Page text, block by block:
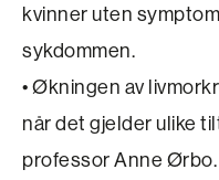
kvinner uten
sykdommen.
• Økningen av
når det gjelder ulike
professor Anne Ørbo.